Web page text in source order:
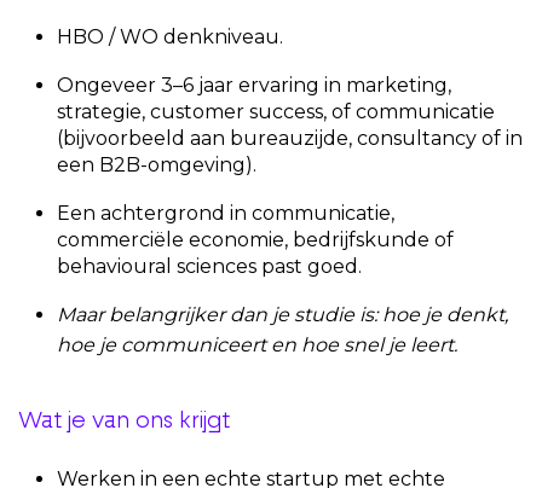
HBO / WO denkniveau.
Ongeveer 3–6 jaar ervaring in marketing,
strategie, customer success, of communicatie
(bijvoorbeeld aan bureauzijde, consultancy of in
een B2B-omgeving).
Een achtergrond in communicatie,
commerciële economie, bedrijfskunde of
behavioural sciences past goed.
Maar belangrijker dan je studie is: hoe je denkt,
hoe je communiceert en hoe snel je leert.
Wat je van ons krijgt
Werken in een echte startup met echte